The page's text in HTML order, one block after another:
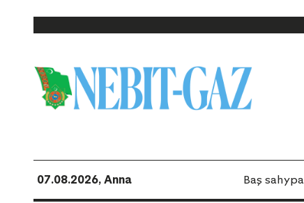
07.08.2026, Anna Baş sahypa